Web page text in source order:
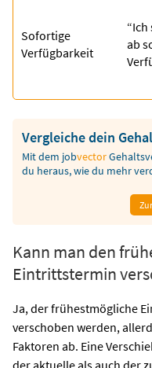
Sofortige
Verfügbarkeit
ab
Vergleiche dein
Mit dem jobvector
du heraus, wie du mehr
Kann man den
Eintrittstermin
Ja, der frühestmögliche
verschoben werden,
Faktoren ab. Eine
der aktuelle als auch der